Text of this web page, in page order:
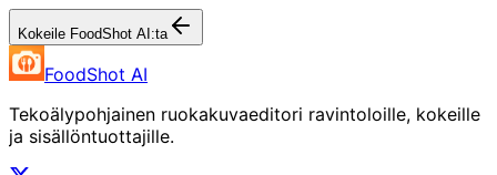
Kokeile FoodShot AI:ta
FoodShot AI
Tekoälypohjainen ruokakuvaeditori ravintoloille, kokeille
ja sisällöntuottajille.